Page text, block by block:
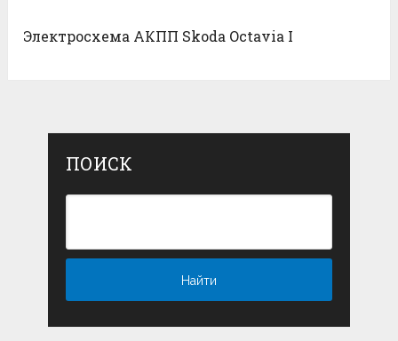
Электросхема АКПП Skoda Octavia I
ПОИСК